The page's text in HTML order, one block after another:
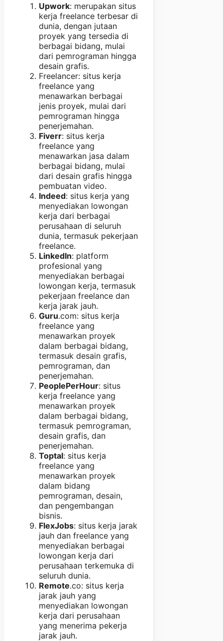
Upwork: merupakan situs
kerja freelance terbesar di
dunia, dengan jutaan
proyek yang tersedia di
berbagai bidang, mulai
dari pemrograman hingga
desain grafis.
Freelancer: situs kerja
freelance yang
menawarkan berbagai
jenis proyek, mulai dari
pemrograman hingga
penerjemahan.
Fiverr: situs kerja
freelance yang
menawarkan jasa dalam
berbagai bidang, mulai
dari desain grafis hingga
pembuatan video.
Indeed: situs kerja yang
menyediakan lowongan
kerja dari berbagai
perusahaan di seluruh
dunia, termasuk pekerjaan
freelance.
LinkedIn: platform
profesional yang
menyediakan berbagai
lowongan kerja, termasuk
pekerjaan freelance dan
kerja jarak jauh.
Guru.com: situs kerja
freelance yang
menawarkan proyek
dalam berbagai bidang,
termasuk desain grafis,
pemrograman, dan
penerjemahan.
PeoplePerHour: situs
kerja freelance yang
menawarkan proyek
dalam berbagai bidang,
termasuk pemrograman,
desain grafis, dan
penerjemahan.
Toptal: situs kerja
freelance yang
menawarkan proyek
dalam bidang
pemrograman, desain,
dan pengembangan
bisnis.
FlexJobs: situs kerja jarak
jauh dan freelance yang
menyediakan berbagai
lowongan kerja dari
perusahaan terkemuka di
seluruh dunia.
Remote.co: situs kerja
jarak jauh yang
menyediakan lowongan
kerja dari perusahaan
yang menerima pekerja
jarak jauh.